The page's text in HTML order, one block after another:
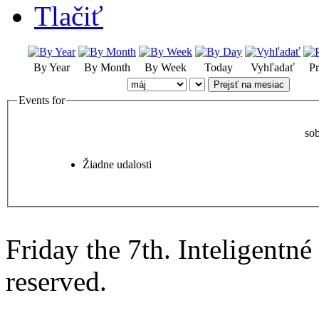
By Year By Month By Week Today Vyhľadať
Prejsť na mesiac
Events for
Žiadne udalosti
Friday the 7th.
reserved.